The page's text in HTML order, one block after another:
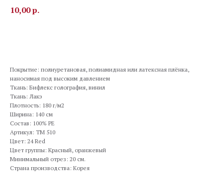
10,00р.
Покрытие: полиуретановая, полиамидная или латексная плёнка,
наносимая под высоким давлением
Ткань: Бифлекс голография, винил
Ткань: Лакэ
Плотность: 180 г/м2
Ширина: 140 см
Состав: 100% PE
Артикул: TM 510
Цвет: 24 Red
Цвет группы: Красный, оранжевый
Минимальный отрез: 20 см.
Страна производства: Корея